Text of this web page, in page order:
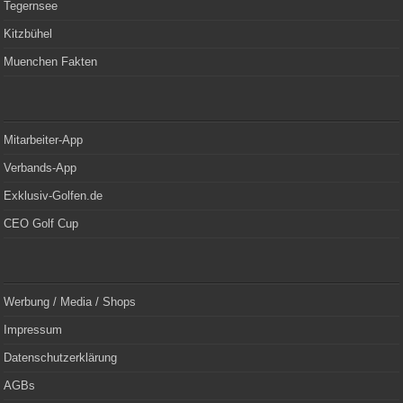
Tegernsee
Kitzbühel
Muenchen Fakten
Mitarbeiter-App
Verbands-App
Exklusiv-Golfen.de
CEO Golf Cup
Werbung / Media / Shops
Impressum
Datenschutzerklärung
AGBs